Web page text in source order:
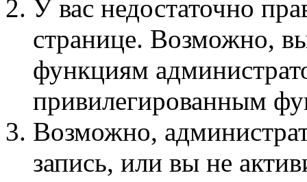
У вас недостаточно
странице. Возможно,
функциям
привилегированным
Возможно,
запись, или вы не